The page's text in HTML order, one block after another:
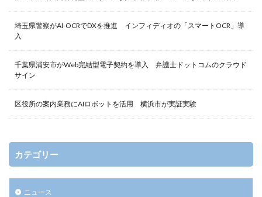
埼玉県警察がAI-OCRでDXを推進 インフィディオの「スマートOCR」導
入
千葉県浦安市がWeb完結型電子契約を導入 弁護士ドットコムのクラウド
サイン
区役所の案内業務にAIロボットを活用 横浜市が実証実験
カテゴリー
ニュース